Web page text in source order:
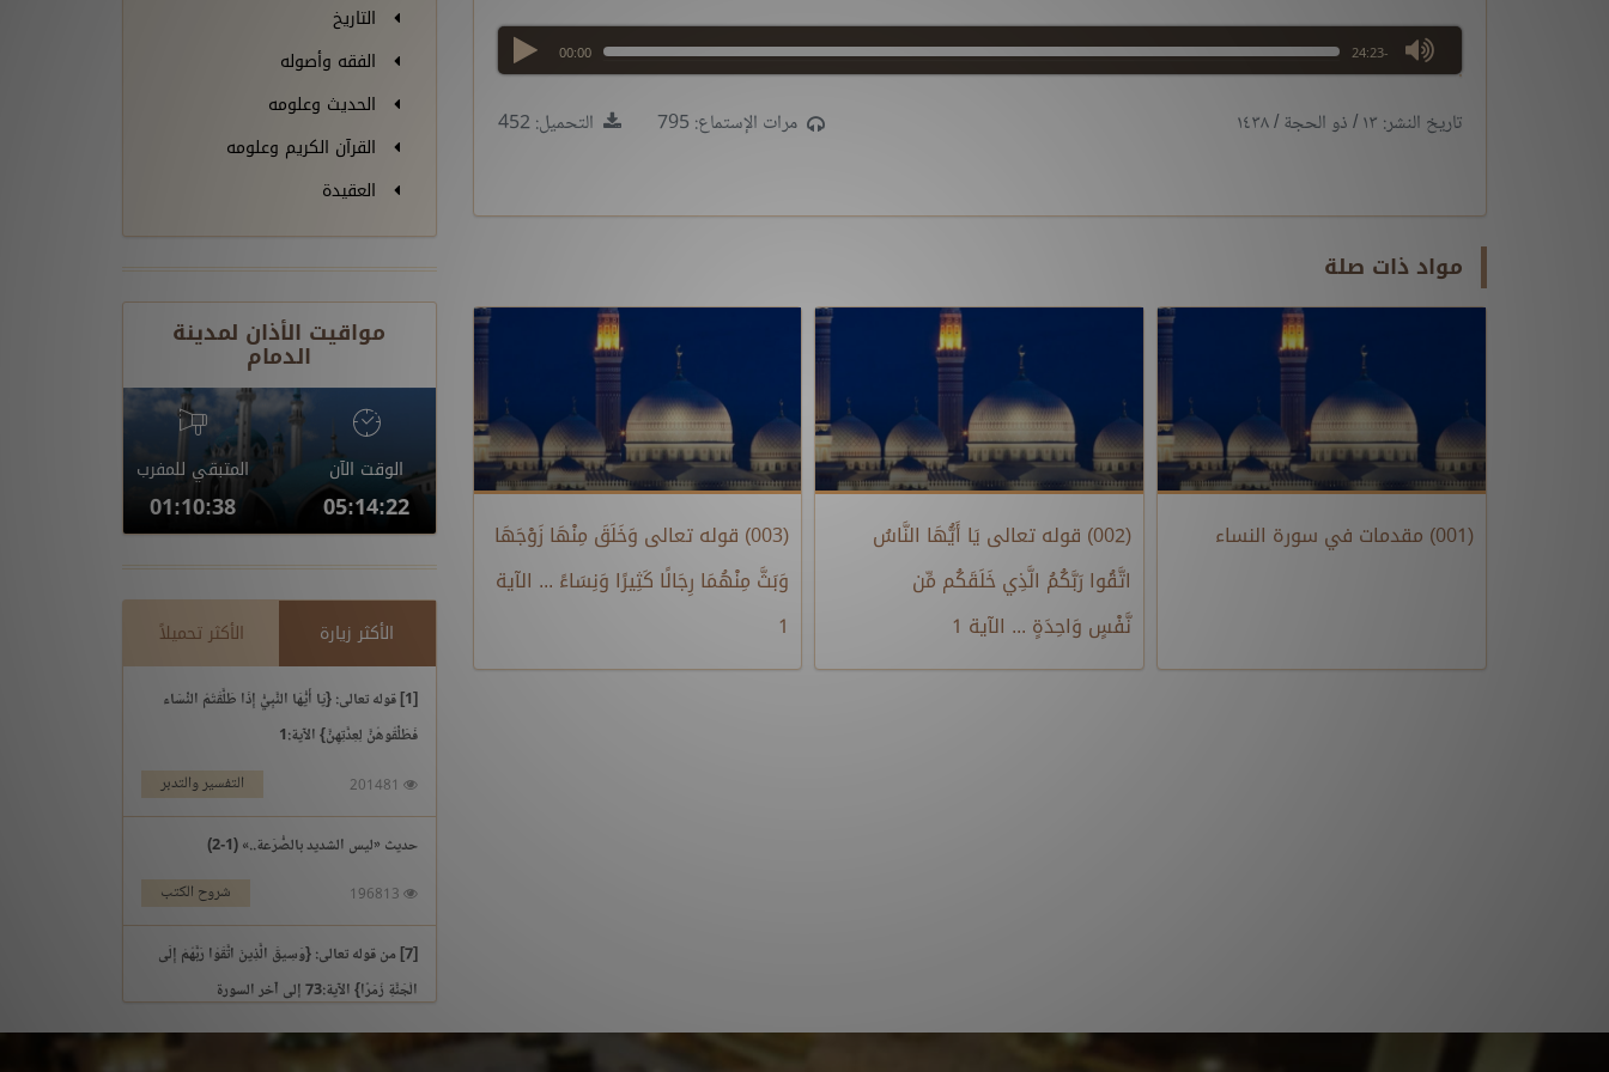
00:00 -24:23
max volume
تاريخ النشر: ١٣ / ذو الحجة / ١٤٣٨ التحميل: 452 مرات الإستماع: 795
مواد ذات صلة
(001) مقدمات في سورة النساء
(002) قوله تعالى يَا أَيُّهَا النَّاسُ
اتَّقُوا رَبَّكُمُ الَّذِي خَلَقَكُم مِّن
نَّفْسٍ وَاحِدَةٍ ... الآية 1
(003) قوله تعالى وَخَلَقَ مِنْهَا زَوْجَهَا
وَبَثَّ مِنْهُمَا رِجَالًا كَثِيرًا وَنِسَاءً ... الآية
1
التاريخ
الفقه وأصوله
الحديث وعلومه
القرآن الكريم وعلومه
العقيدة
مواقيت الأذان لمدينة
الدمام
الوقت الآن
05:14:23
المتبقي للمفرب
01:10:37
الأكثر زيارة الأكثر تحميلاً
[1] قوله تعالى: {يَا أَيُّهَا النَّبِيُّ إِذَا طَلَّقْتُمُ النِّسَاء
فَطَلِّقُوهُنَّ لِعِدَّتِهِنَّ} الآية:1
التفسير والتدبر
حديث «ليس الشديد بالصُّرَعة..» (1-2)
شروح الكتب
[7] من قوله تعالى: {وَسِيقَ الَّذِينَ اتَّقَوْا رَبَّهُمْ إِلَى
الْجَنَّةِ زُمَرًا} الآية:73 إلى آخر السورة
التفسير والتدبر